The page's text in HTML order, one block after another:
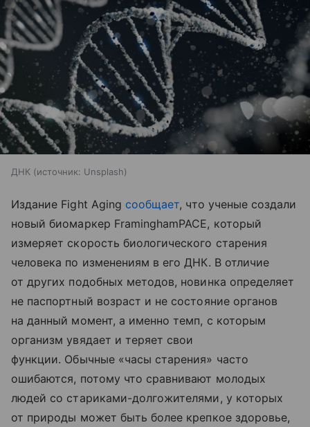
ДНК источник: Unsplash
Издание Fight Aging сообщает, что ученые создали
новый биомаркер FraminghamPACE, который
измеряет скорость биологического старения
человека по изменениям в его ДНК. В отличие
от других подобных методов, новинка определяет
не паспортный возраст и не состояние органов
на данный момент, а именно темп, с которым
организм увядает и теряет свои
функции. Обычные «часы старения» часто
ошибаются, потому что сравнивают молодых
людей со стариками-долгожителями, у которых
от природы может быть более крепкое здоровье,